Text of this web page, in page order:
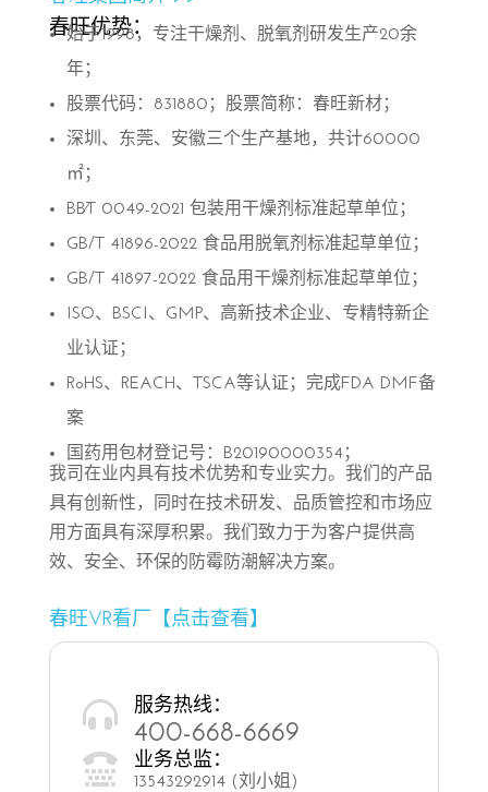
春旺优势：
始于1998，专注干燥剂、脱氧剂研发生产20余
年；
股票代码：831880；股票简称：春旺新材；
深圳、东莞、安徽三个生产基地，共计60000
㎡；
BB∕T 0049-2021 包装用干燥剂标准起草单位；
GB/T 41896-2022 食品用脱氧剂标准起草单位；
GB/T 41897-2022 食品用干燥剂标准起草单位；
ISO、BSCI、GMP、高新技术企业、专精特新企
业认证；
RoHS、REACH、TSCA等认证；完成FDA DMF备
案
国药用包材登记号：B20190000354；
我司在业内具有技术优势和专业实力。我们的产品
具有创新性，同时在技术研发、品质管控和市场应
用方面具有深厚积累。我们致力于为客户提供高
效、安全、环保的防霉防潮解决方案。
春旺VR看厂【点击查看】
 服务热线：
400-668-6669
 业务总监：
13543292914 (刘小姐)